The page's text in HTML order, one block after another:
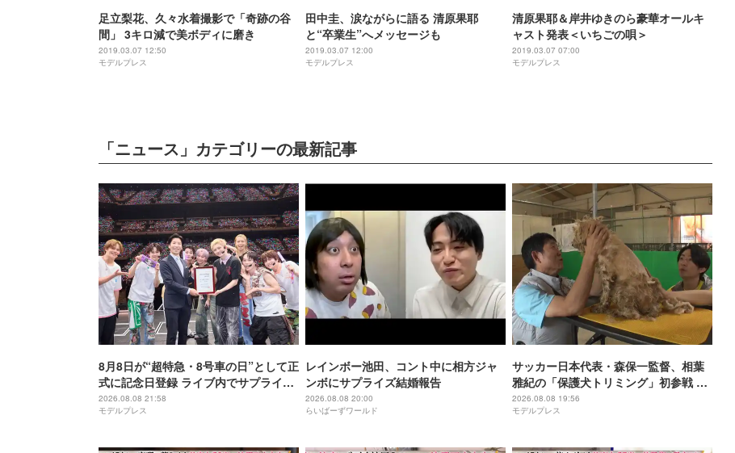
足立梨花、久々水着撮影で「奇跡の谷
間」 3キロ減で美ボディに磨き
2019.03.07 12:50
モデルプレス
田中圭、涙ながらに語る 清原果耶
と“卒業生”へメッセージも
2019.03.07 12:00
モデルプレス
清原果耶＆岸井ゆきのら豪華オールキ
ャスト発表＜いちごの唄＞
2019.03.07 07:00
モデルプレス
「ニュース」カテゴリーの最新記事
8月8日が“超特急・8号車の日”として正
式に記念日登録 ライブ内でサプライズ
発表
2026.08.08 21:58
モデルプレス
レインボー池田、コント中に相方ジャ
ンボにサプライズ結婚報告
2026.08.08 20:00
らいばーずワールド
サッカー日本代表・森保一監督、相葉
雅紀の「保護犬トリミング」初参戦 ド
リームチームで心込めて挑む【24時間
テレビ49】
2026.08.08 19:56
モデルプレス